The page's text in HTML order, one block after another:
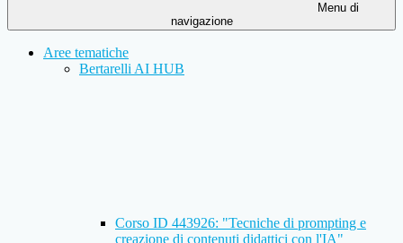
Menu di
navigazione
Aree tematiche
Bertarelli AI HUB
Corso ID 443926: "Tecniche di prompting e
creazione di contenuti didattici con l'IA"